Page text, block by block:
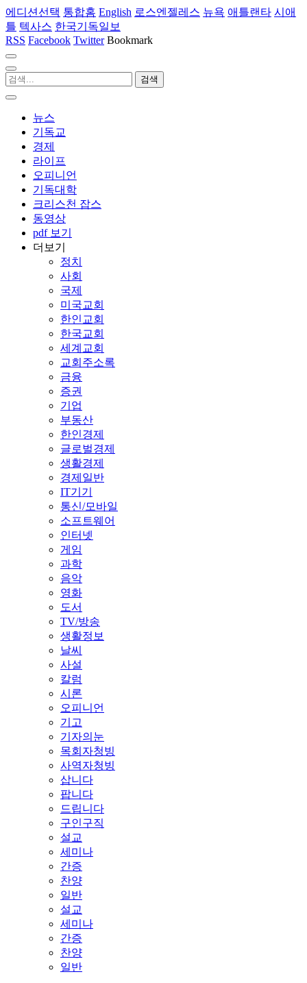
에디션선택 통합홈 English 로스엔젤레스 뉴욕 애틀랜타 시애
틀 텍사스 한국기독일보
RSS Facebook Twitter Bookmark
뉴스
기독교
경제
라이프
오피니언
기독대학
크리스천 잡스
동영상
pdf 보기
더보기
정치
사회
국제
미국교회
한인교회
한국교회
세계교회
교회주소록
금융
증권
기업
부동산
한인경제
글로벌경제
생활경제
경제일반
IT기기
통신/모바일
소프트웨어
인터넷
게임
과학
음악
영화
도서
TV/방송
생활정보
날씨
사설
칼럼
시론
오피니언
기고
기자의눈
목회자청빙
사역자청빙
삽니다
팝니다
드립니다
구인구직
설교
세미나
간증
찬양
일반
설교
세미나
간증
찬양
일반